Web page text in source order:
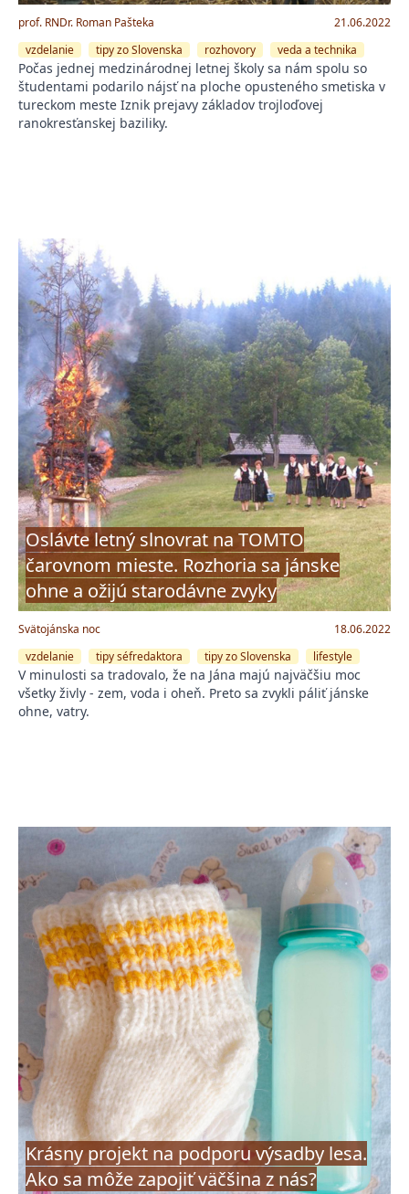
prof. RNDr. Roman Pašteka
21.06.2022
vzdelanie
tipy zo Slovenska rozhovory veda a technika
Počas jednej medzinárodnej letnej školy sa nám spolu so
študentami podarilo nájsť na ploche opusteného smetiska v
tureckom meste Iznik prejavy základov trojloďovej
ranokresťanskej baziliky.
Oslávte letný slnovrat na TOMTO
čarovnom mieste. Rozhoria sa jánske
ohne a ožijú starodávne zvyky
Svätojánska noc
18.06.2022
vzdelanie
tipy séfredaktora tipy zo Slovenska lifestyle
V minulosti sa tradovalo, že na Jána majú najväčšiu moc
všetky živly - zem, voda i oheň. Preto sa zvykli páliť jánske
ohne, vatry.
Krásny projekt na podporu výsadby lesa.
Ako sa môže zapojiť väčšina z nás?